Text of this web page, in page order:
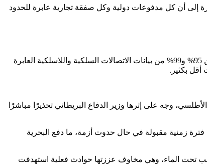
إلى أن كل مدفوعات دولية وكل صفقة تجارية عابرة للحدود
وتكشف البيانات الرقمية عن حجم هذه الشبكة المعرضة للخطر؛ إذ ينقل حوالي 570 كابلاً بحريًا، بالإضافة إلى 80 كابلاً آخر في طور التخطيط، ما بين 95% و99% من بيانات الاتصالات السلكية واللاسلكية العابرة
أقل بكثير.
تحت البحر في شمال المحيط الأطلسي، وجه على إثرها وزير الدفاع البريطاني تحذيرًا مباشرًا
فترة زمنية مقبولة في حال حدوث أزمة، ما دفع البحرية
تحت الماء، وهي مخاوف عززتها حوادث فعلية استهدفت